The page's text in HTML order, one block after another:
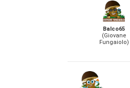
Balco65
(Giovane
Fungaiolo)